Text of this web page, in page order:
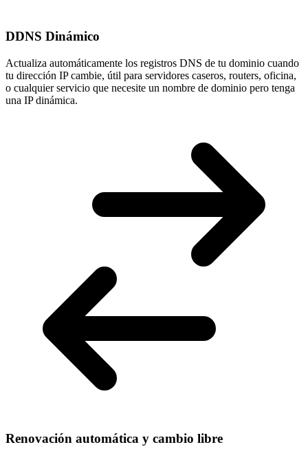
DDNS Dinámico
Actualiza automáticamente los registros DNS de tu dominio cuando
tu dirección IP cambie, útil para servidores caseros, routers, oficina,
o cualquier servicio que necesite un nombre de dominio pero tenga
una IP dinámica.
Renovación automática y cambio libre